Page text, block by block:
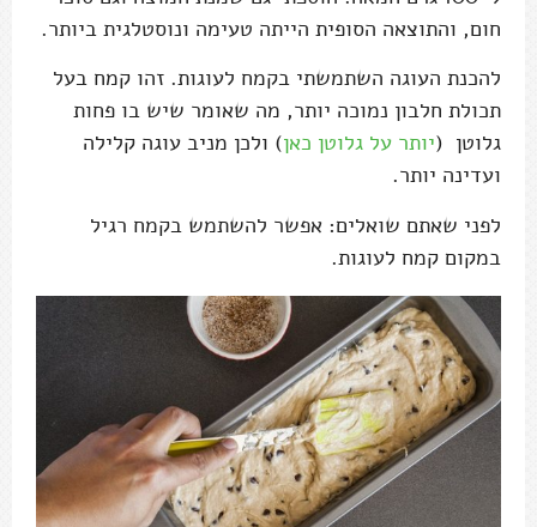
חום, והתוצאה הסופית הייתה טעימה ונוסטלגית ביותר.
להכנת העוגה השתמשתי בקמח לעוגות. זהו קמח בעל
תכולת חלבון נמוכה יותר, מה שאומר שיש בו פחות
גלוטן (יותר על גלוטן כאן) ולכן מניב עוגה קלילה
ועדינה יותר.
לפני שאתם שואלים: אפשר להשתמש בקמח רגיל
במקום קמח לעוגות.